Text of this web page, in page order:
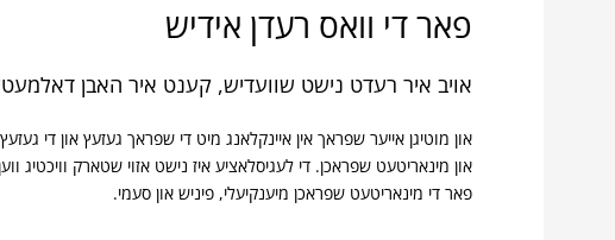
פאר די וואס רעדן אידיש
אויב איר רעדט נישט שוועדיש, קענט איר האבן
און מוטיגן אייער שפראך אין איינקלאנג מיט די שפראך געזעץ און די
און מינאריטעט שפראכן. די לעגיסלאציע איז נישט אזוי שטארק וויכטיג
פאר די מינאריטעט שפראכן מיענקיעלי, פיניש און סעמי.